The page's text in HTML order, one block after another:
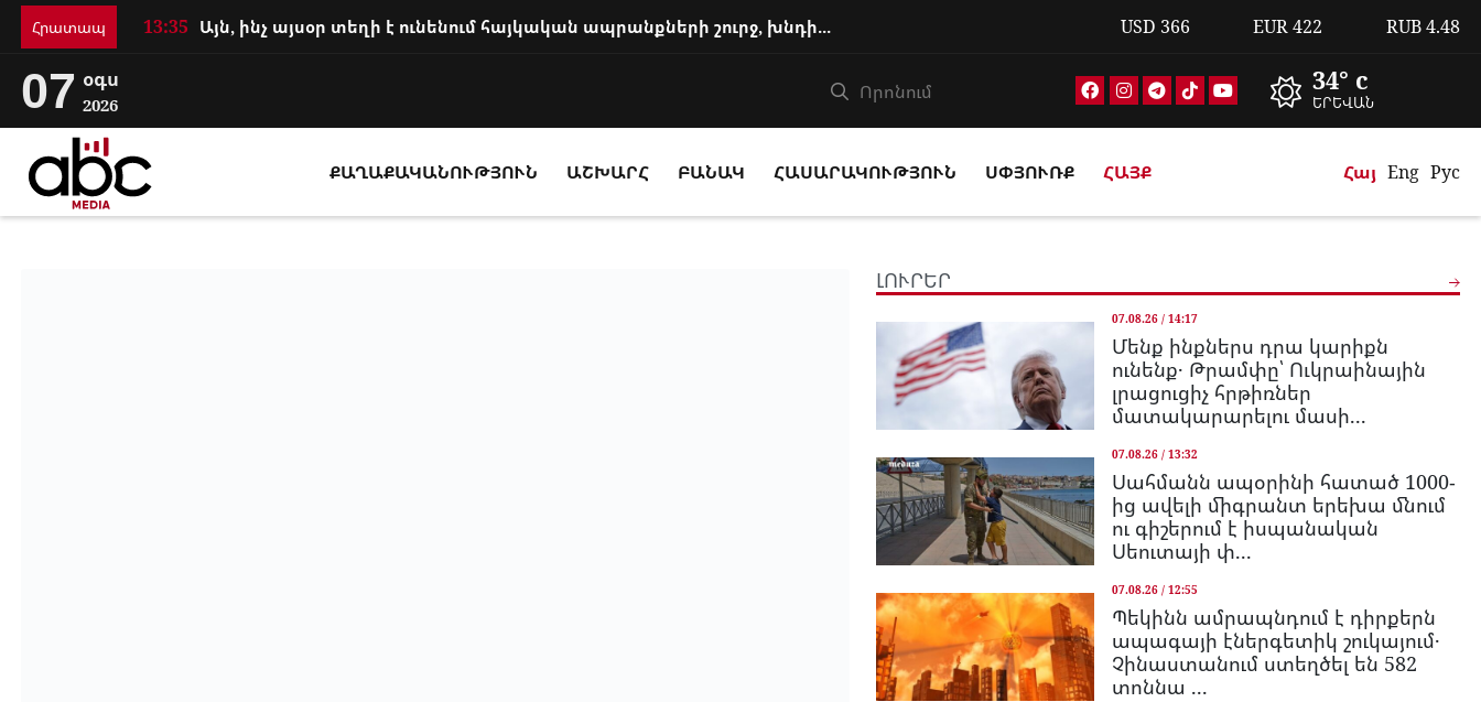
Հրատապ 13:35 Այն, ինչ այսօր տեղի է ունենում հայկական ապրանքների շուրջ, խնդիր է Հայաստ... USD 366 EUR422 RUB4.48
07 օգս
2026
34° c
ԵՐԵՎԱՆ
ՔԱՂԱՔԱԿԱՆՈՒԹՅՈՒՆ ԱՇԽԱՐՀ ԲԱՆԱԿ ՀԱՍԱՐԱԿՈՒԹՅՈՒՆ ՍՓՅՈՒՌՔ ՀԱՅՔ Հայ Eng Рус
ԼՈՒՐԵՐ
07.08.26 / 14:17
Մենք ինքներս դրա կարիքն
ունենք․ Թրամփը՝ Ուկրաինային
լրացուցիչ հրթիռներ
մատակարարելու մասի...
07.08.26 / 13:32
Սահմանն ապօրինի հատած 1000-
ից ավելի միգրանտ երեխա մնում
ու գիշերում է իսպանական
Սեուտայի փ...
07.08.26 / 12:55
Պեկինն ամրապնդում է դիրքերն
ապագայի էներգետիկ շուկայում․
Չինաստանում ստեղծել են 582
տոննա ...